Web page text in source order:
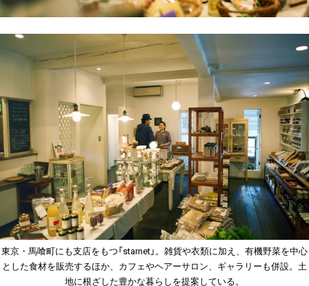
東京・馬喰町にも支店をもつ「starnet」。雑貨や衣類に加え、有機野菜を中心
とした食材を販売するほか、カフェやヘアーサロン、ギャラリーも併設。土
地に根ざした豊かな暮らしを提案している。